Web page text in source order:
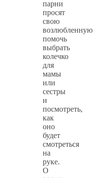
парни
просят
свою
возлюбленную
помочь
выбрать
колечко
для
мамы
или
сестры
и
посмотреть,
как
оно
будет
смотреться
на
руке.
О